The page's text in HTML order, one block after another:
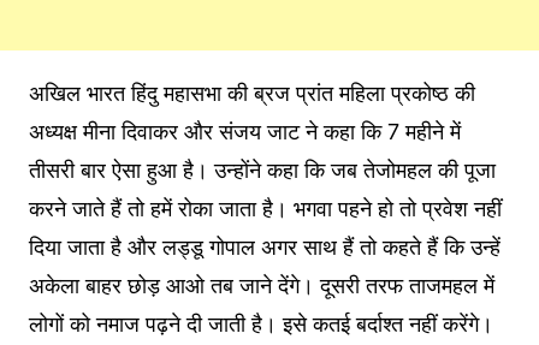
अखिल भारत हिंदु महासभा की ब्रज प्रांत महिला प्रकोष्ठ की
अध्यक्ष मीना दिवाकर और संजय जाट ने कहा कि 7 महीने में
तीसरी बार ऐसा हुआ है। उन्होंने कहा कि जब तेजोमहल की पूजा
करने जाते हैं तो हमें रोका जाता है। भगवा पहने हो तो प्रवेश नहीं
दिया जाता है और लड्डू गोपाल अगर साथ हैं तो कहते हैं कि उन्हें
अकेला बाहर छोड़ आओ तब जाने देंगे। दूसरी तरफ ताजमहल में
लोगों को नमाज पढ़ने दी जाती है। इसे कतई बर्दाश्त नहीं करेंगे।